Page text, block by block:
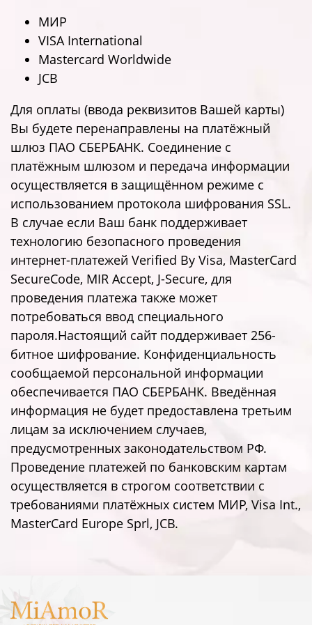
МИР
VISA International
Mastercard Worldwide
JCB
Для оплаты (ввода реквизитов Вашей карты)
Вы будете перенаправлены на платёжный
шлюз ПАО СБЕРБАНК. Соединение с
платёжным шлюзом и передача информации
осуществляется в защищённом режиме с
использованием протокола шифрования SSL.
В случае если Ваш банк поддерживает
технологию безопасного проведения
интернет-платежей Verified By Visa, MasterCard
SecureCode, MIR Accept, J-Secure, для
проведения платежа также может
потребоваться ввод специального
пароля.Настоящий сайт поддерживает 256-
битное шифрование. Конфиденциальность
сообщаемой персональной информации
обеспечивается ПАО СБЕРБАНК. Введённая
информация не будет предоставлена третьим
лицам за исключением случаев,
предусмотренных законодательством РФ.
Проведение платежей по банковским картам
осуществляется в строгом соответствии с
требованиями платёжных систем МИР, Visa Int.,
MasterCard Europe Sprl, JCB.